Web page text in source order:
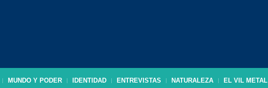
MUNDO Y PODER IDENTIDAD ENTREVISTAS NATURALEZA EL VIL METAL